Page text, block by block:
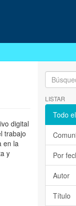
digital
trabajo
en la
y
LISTAR
Todo
Por
Autor
Título